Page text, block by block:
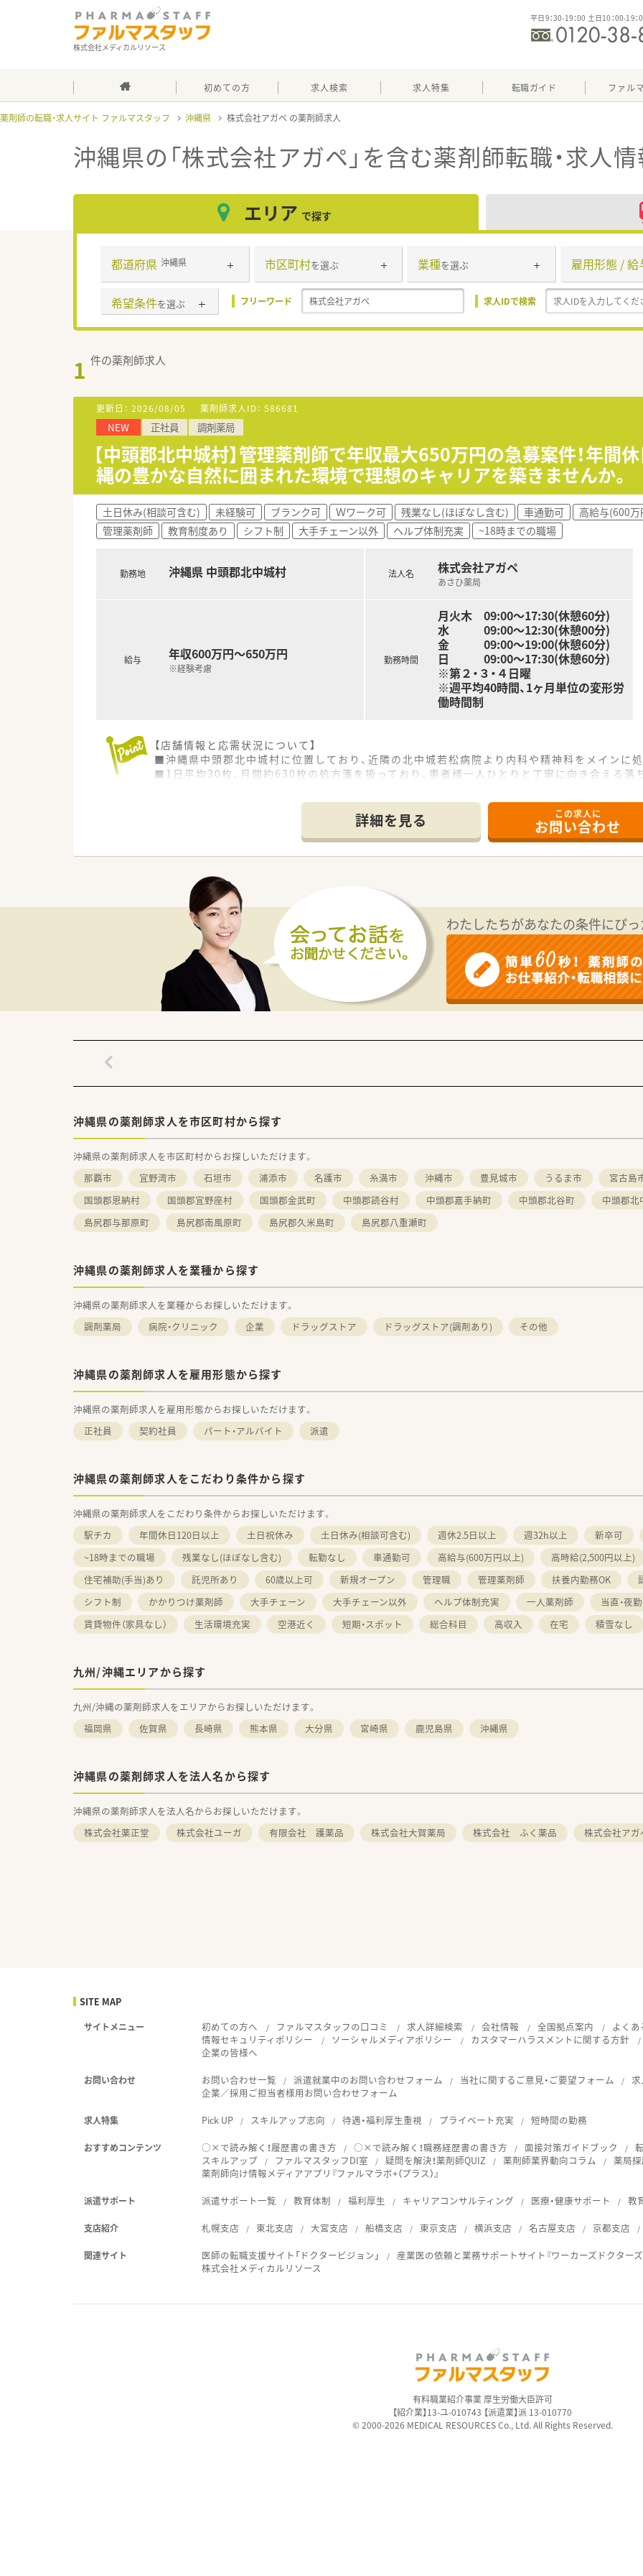
株式会社メディカルリソース
平日9：30-19：00 土日10：00-19：
初めての方 求人検索 求人特集 転職ガイド ファル
薬剤師の転職・求人サイト ファルマスタッフ 沖縄県 株式会社アガペ
沖縄県の「株式会社アガペ」 を含む薬剤師転職・求人
エリア で探す
都道府県 沖縄県 市区町村を選ぶ 業種を選ぶ 雇用形態 / 給
希望条件を選ぶ フリーワード 求人IDで検索
1 件の薬剤師求人
更新日： 2026/08/05 薬剤師求人ID： 586681
NEW 正社員 調剤薬局
【中頭郡北中城村】管理薬剤師で年収最大650万円の急募案件！年間
縄の豊かな自然に囲まれた環境で理想のキャリアを築きませんか。
土日休み(相談可含む) 未経験可 ブランク可 Ｗワーク可 残業なし(ほぼなし含む) 車通勤可 高給与(600万
管理薬剤師
教育制度あり シフト制 大手チェーン以外 ヘルプ体制充実 ~18時までの職場
勤務地 沖縄県 中頭郡北中城村
給与 年収600万円～650万円
※経験考慮
法人名 株式会社アガペ
あさひ薬局
勤務時間
月火木 09:00～17:30(休憩60分)
水 09:00～12:30(休憩00分)
金 09:00～19:00(休憩60分)
日 09:00～17:30(休憩60分)
※第２・３・４日曜
※週平均40時間、1ヶ月単位の変形労
働時間制
【店舗情報と応需状況について】
■沖縄県中頭郡北中城村に位置しており、近隣の北中城若松病院より内科や精神科をメインに処
■1日平均30枚、月間約630枚の処方箋を扱っており、患者様一人ひとりと丁寧に向き合える落
【募集背景と求める人物像について】 ■欠員補充に伴う管理薬剤師の急募であり、これまでの
■30代から50代まで幅広く相談が可能で、やる気があり今後薬剤師としてどう歩みたいかの考
■コミュニケーション能力が高く、現場で新しいアイデアを出しながら活気ある職場を作れる
【法人特徴について】
■九州を中心に全国約80店舗を展開する安定企業であり、創業時より医療モール型出店による
■昇給は設立以来26年連続で実施されており、調剤薬局経営のほか介護事業や自社農園など多
■「食」と「医療」を結ぶ活動として自社栽培作物のOTC化を行うなど、先進的でユニークな事
【求人情報について】
■管理薬剤師として年収600万円から最大650万円の提示が可能であり、これまでの実績や評
■住宅手当や赴任手当などの福利厚生が手厚く、県外からの移住を検討されている方について
■産育休からの復帰率は非常に高く、時短勤務制度も完備されているため、将来のライフイベ
詳細を見る この求人に
お問い合わせ
わたしたちがあなたの条件にぴ
沖縄県の薬剤師求人を市区町村から探す
沖縄県の薬剤師求人を市区町村からお探しいただけます。
那覇市
宜野湾市 石垣市 浦添市 名護市 糸満市 沖縄市 豊見城市 うるま市 宮古島
国頭郡恩納村
国頭郡宜野座村 国頭郡金武町 中頭郡読谷村 中頭郡嘉手納町 中頭郡北谷町 中頭郡北
島尻郡与那原町
島尻郡南風原町 島尻郡久米島町 島尻郡八重瀬町
沖縄県の薬剤師求人を業種から探す
沖縄県の薬剤師求人を業種からお探しいただけます。
調剤薬局
病院・クリニック 企業 ドラッグストア ドラッグストア(調剤あり) その他
沖縄県の薬剤師求人を雇用形態から探す
沖縄県の薬剤師求人を雇用形態からお探しいただけます。
正社員
契約社員 パート・アルバイト 派遣
沖縄県の薬剤師求人をこだわり条件から探す
沖縄県の薬剤師求人をこだわり条件からお探しいただけます。
駅チカ
年間休日120日以上 土日祝休み 土日休み(相談可含む) 週休2.5日以上 週32h以上 新卒可
~18時までの職場
残業なし(ほぼなし含む) 転勤なし 車通勤可 高給与(600万円以上) 高時給(2,500円以上)
住宅補助(手当)あり
託児所あり 60歳以上可 新規オープン 管理職 管理薬剤師 扶養内勤務OK
シフト制
かかりつけ薬剤師 大手チェーン 大手チェーン以外 ヘルプ体制充実 一人薬剤師 当直・夜
賃貸物件（家具なし）
生活環境充実 空港近く 短期・スポット 総合科目 高収入 在宅 積雪なし
九州/沖縄エリアから探す
九州/沖縄の薬剤師求人をエリアからお探しいただけます。
福岡県
佐賀県 長崎県 熊本県 大分県 宮崎県 鹿児島県 沖縄県
沖縄県の薬剤師求人を法人名から探す
沖縄県の薬剤師求人を法人名からお探しいただけます。
株式会社薬正堂
株式会社ユーガ 有限会社 護薬品 株式会社大賀薬局 株式会社 ふく薬品 株式会社アガ
SITE MAP
サイトメニュー 初めての方へ ファルマスタッフの口コミ 求人詳細検索 会社情報 全国拠点案内 よくあ
情報セキュリティポリシー
ソーシャルメディアポリシー カスタマーハラスメントに関する方針
企業の皆様へ
お問い合わせ お問い合わせ一覧 派遣就業中のお問い合わせフォーム 当社に関するご意見・ご要望フォーム
企業／採用ご担当者様用お問い合わせフォーム
求人特集 Pick UP スキルアップ志向 待遇・福利厚生重視 プライベート充実 短時間の勤務
おすすめコンテンツ ○×で読み解く！履歴書の書き方 ○×で読み解く！職務経歴書の書き方 面接対策ガイドブック
スキルアップ
ファルマスタッフDI室 疑問を解決！薬剤師QUIZ 薬剤師業界動向コラム 薬局
薬剤師向け情報メディアアプリ『ファルマラボ+（プラス）』
派遣サポート 派遣サポート一覧 教育体制 福利厚生 キャリアコンサルティング 医療・健康サポート 教
支店紹介 札幌支店 東北支店 大宮支店 船橋支店 東京支店 横浜支店 名古屋支店 京都支店
関連サイト 医師の転職支援サイト「ドクタービジョン」 産業医の依頼と業務サポートサイト『ワーカーズドクターズ
株式会社メディカルリソース
有料職業紹介事業 厚生労働大臣許可
【紹介業】13-ユ-010743 【派遣業】派 13-010770
© 2000-2026 MEDICAL RESOURCES Co., Ltd. All Rights Reserved.